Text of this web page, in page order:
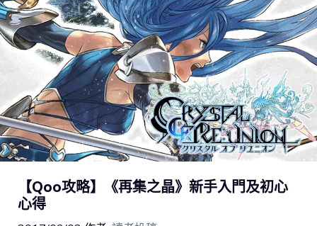
【Qoo攻略】《再集之晶》新手入門及初心
心得